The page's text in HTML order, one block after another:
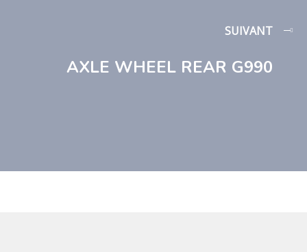
SUIVANT
AXLE WHEEL REAR G990